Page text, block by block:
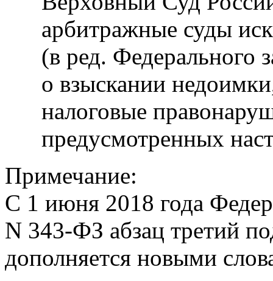
арбитражные суды
(в ред. Федерального
о взыскании
налоговые
предусмотренных
Примечание:
С 1 июня 2018 года
N 343-ФЗ абзац третий
дополняется новыми